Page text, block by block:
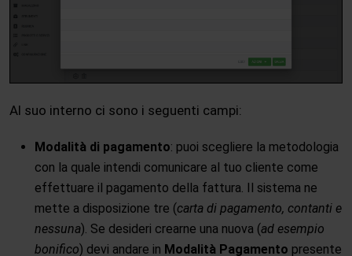
Al suo interno ci sono i seguenti campi:
Modalità di pagamento: puoi scegliere la metodologia
con la quale intendi comunicare al tuo cliente come
effettuare il pagamento della fattura. Il sistema ne
mette a disposizione tre (carta di pagamento, contanti e
nessuna). Se desideri crearne una nuova (ad esempio
bonifico) devi andare in Modalità Pagamento presente